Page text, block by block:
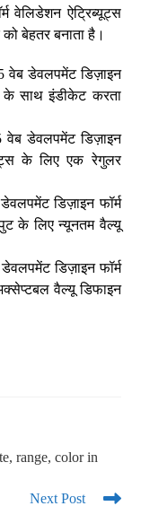
वेलिडेशन ऐट्रिब्यूट्स
को बेहतर बनाता है।
वेब डेवलपमेंट डिज़ाइन
के साथ इंडीकेट करता
वेब डेवलपमेंट डिज़ाइन
के लिए एक रेगुलर
डिज़ाइन फॉर्म
के लिए न्यूनतम वैल्यू
डिज़ाइन फॉर्म
वैल्यू डिफाइन
range, color in
Next Post